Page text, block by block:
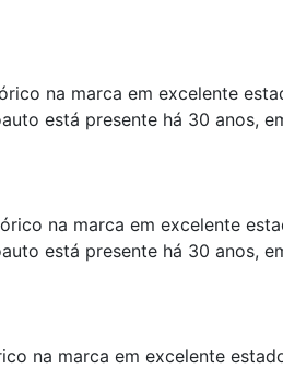
na marca em excelente
está presente há 30 anos,
na marca em excelente
está presente há 30 anos,
na marca em excelente